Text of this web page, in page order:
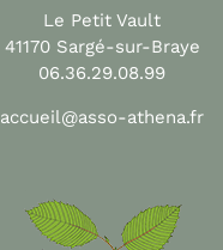
Le Petit Vault
41170 Sargé-sur-Braye
06.36.29.08.99
accueil@asso-athena.fr